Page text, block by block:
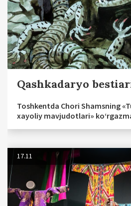
Qashkadaryo
Toshkentda Chori Shamsning
xayoliy mavjudotlari»
17.11